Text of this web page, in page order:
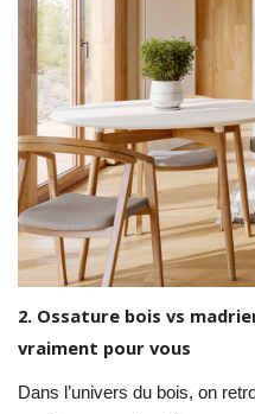
2. Ossature bois vs
vraiment pour vous
Dans l’univers du bois, on